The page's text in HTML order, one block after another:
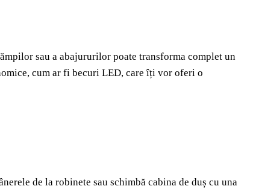
sau a abajururilor poate transforma complet un
cum ar fi becuri LED, care îți vor oferi o
de la robinete sau schimbă cabina de duș cu una